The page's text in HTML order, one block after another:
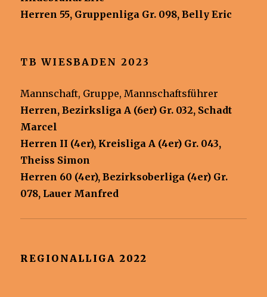
Herren 55, Gruppenliga Gr. 098, Belly Eric
TB WIESBADEN 2023
Mannschaft, Gruppe, Mannschaftsführer
Herren, Bezirksliga A (6er) Gr. 032, Schadt
Marcel
Herren II (4er), Kreisliga A (4er) Gr. 043,
Theiss Simon
Herren 60 (4er), Bezirksoberliga (4er) Gr.
078, Lauer Manfred
REGIONALLIGA 2022